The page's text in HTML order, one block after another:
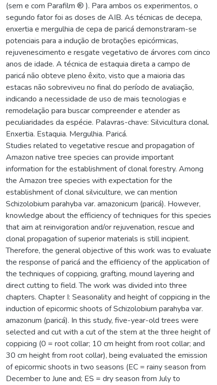
(sem e com Parafilm ® ). Para ambos os experimentos, o
segundo fator foi as doses de AIB. As técnicas de decepa,
enxertia e mergulhia de cepa de paricá demonstraram-se
potenciais para a indução de brotações epicórmicas,
rejuvenescimento e resgate vegetativo de árvores com cinco
anos de idade. A técnica de estaquia direta a campo de
paricá não obteve pleno êxito, visto que a maioria das
estacas não sobreviveu no final do período de avaliação,
indicando a necessidade de uso de mais tecnologias e
remodelação para buscar compreender e atender as
peculiaridades da espécie. Palavras-chave: Silvicultura clonal.
Enxertia. Estaquia. Mergulhia. Paricá.
Studies related to vegetative rescue and propagation of
Amazon native tree species can provide important
information for the establishment of clonal forestry. Among
the Amazon tree species with expectation for the
establishment of clonal silviculture, we can mention
Schizolobium parahyba var. amazonicum (paricá). However,
knowledge about the efficiency of techniques for this species
that aim at reinvigoration and/or rejuvenation, rescue and
clonal propagation of superior materials is still incipient.
Therefore, the general objective of this work was to evaluate
the response of paricá and the efficiency of the application of
the techniques of coppicing, grafting, mound layering and
direct cutting to field. The work was divided into three
chapters. Chapter I: Seasonality and height of coppicing in the
induction of epicormic shoots of Schizolobium parahyba var.
amazonum (paricá). In this study, five-year-old trees were
selected and cut with a cut of the stem at the three height of
coppicing (0 = root collar; 10 cm height from root collar; and
30 cm height from root collar), being evaluated the emission
of epicormic shoots in two seasons (EC = rainy season from
December to June and; ES = dry season from July to